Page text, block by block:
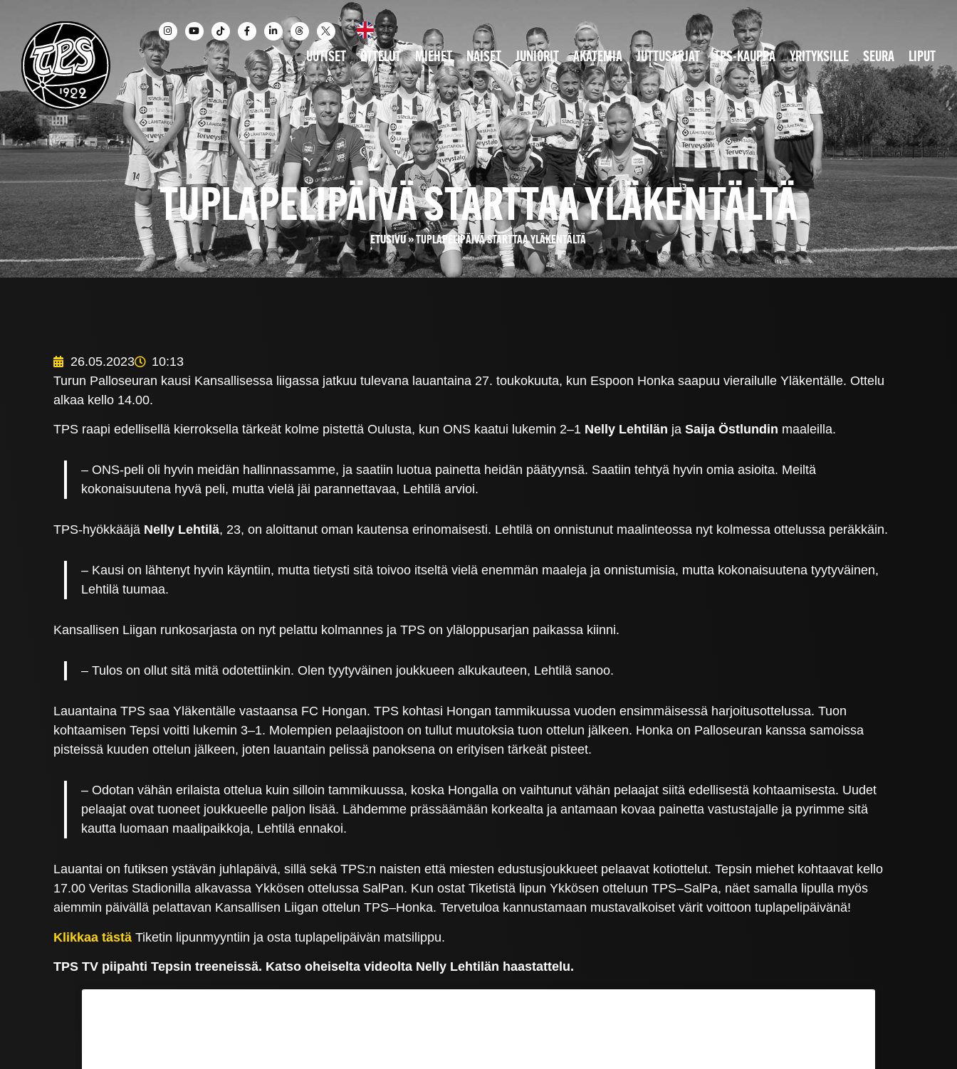
UUTISET OTTELUT MIEHET NAISET JUNIORIT AKATEMIA JUTTUSARJAT TPS-KAUPPA YRITYKSILLE SEURA LIPUT
TUPLAPELIPÄIVÄ STARTTAA YLÄKENTÄLTÄ
ETUSIVU»TUPLAPELIPÄIVÄ STARTTAA YLÄKENTÄLTÄ
26.05.2023
10:13
Turun Palloseuran kausi Kansallisessa liigassa jatkuu tulevana lauantaina 27. toukokuuta, kun Espoon Honka saapuu vierailulle Yläkentälle. Ottelu
alkaa kello 14.00.
TPS raapi edellisellä kierroksella tärkeät kolme pistettä Oulusta, kun ONS kaatui lukemin 2–1 Nelly Lehtilän jaSaija Östlundin maaleilla.
– ONS-peli oli hyvin meidän hallinnassamme, ja saatiin luotua painetta heidän päätyynsä. Saatiin tehtyä hyvin omia asioita. Meiltä
kokonaisuutena hyvä peli, mutta vielä jäi parannettavaa, Lehtilä arvioi.
TPS-hyökkääjä Nelly Lehtilä, 23, on aloittanut oman kautensa erinomaisesti. Lehtilä on onnistunut maalinteossa nyt kolmessa ottelussa peräkkäin.
– Kausi on lähtenyt hyvin käyntiin, mutta tietysti sitä toivoo itseltä vielä enemmän maaleja ja onnistumisia, mutta kokonaisuutena tyytyväinen,
Lehtilä tuumaa.
Kansallisen Liigan runkosarjasta on nyt pelattu kolmannes ja TPS on yläloppusarjan paikassa kiinni.
– Tulos on ollut sitä mitä odotettiinkin. Olen tyytyväinen joukkueen alkukauteen, Lehtilä sanoo.
Lauantaina TPS saa Yläkentälle vastaansa FC Hongan. TPS kohtasi Hongan tammikuussa vuoden ensimmäisessä harjoitusottelussa. Tuon
kohtaamisen Tepsi voitti lukemin 3–1. Molempien pelaajistoon on tullut muutoksia tuon ottelun jälkeen. Honka on Palloseuran kanssa samoissa
pisteissä kuuden ottelun jälkeen, joten lauantain pelissä panoksena on erityisen tärkeät pisteet.
– Odotan vähän erilaista ottelua kuin silloin tammikuussa, koska Hongalla on vaihtunut vähän pelaajat siitä edellisestä kohtaamisesta. Uudet
pelaajat ovat tuoneet joukkueelle paljon lisää. Lähdemme prässäämään korkealta ja antamaan kovaa painetta vastustajalle ja pyrimme sitä
kautta luomaan maalipaikkoja, Lehtilä ennakoi.
Lauantai on futiksen ystävän juhlapäivä, sillä sekä TPS:n naisten että miesten edustusjoukkueet pelaavat kotiottelut. Tepsin miehet kohtaavat kello
17.00 Veritas Stadionilla alkavassa Ykkösen ottelussa SalPan. Kun ostat Tiketistä lipun Ykkösen otteluun TPS–SalPa, näet samalla lipulla myös
aiemmin päivällä pelattavan Kansallisen Liigan ottelun TPS–Honka. Tervetuloa kannustamaan mustavalkoiset värit voittoon tuplapelipäivänä!
Klikkaa tästä Tiketin lipunmyyntiin ja osta tuplapelipäivän matsilippu.
TPS TV piipahti Tepsin treeneissä. Katso oheiselta videolta Nelly Lehtilän haastattelu.